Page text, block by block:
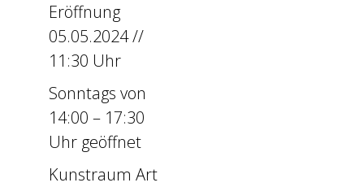
Eröffnung
05.05.2024 //
11:30 Uhr
Sonntags von
14:00 – 17:30
Uhr geöffnet
Kunstraum Art